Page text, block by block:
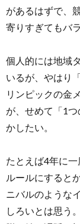
があるはずで、
寄りすぎてもバ
個人的には地域
いるが、やはり
リンピックの金
が、せめて「1
かしたい。
たとえば4年に
ルールにすると
ニバルのような
しろいとは思う